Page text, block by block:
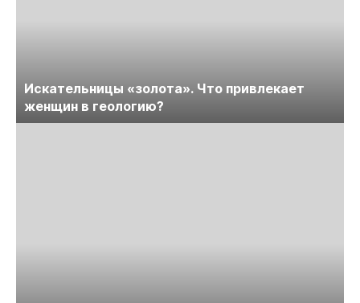
Искательницы «золота». Что привлекает
женщин в геологию?